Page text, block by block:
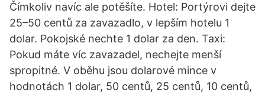
Čímkoliv navíc ale potěšíte. Hotel: Portýrovi dejte
25–50 centů za zavazadlo, v lepším hotelu 1
dolar. Pokojské nechte 1 dolar za den. Taxi:
Pokud máte víc zavazadel, nechejte menší
spropitné. V oběhu jsou dolarové mince v
hodnotách 1 dolar, 50 centů, 25 centů, 10 centů,